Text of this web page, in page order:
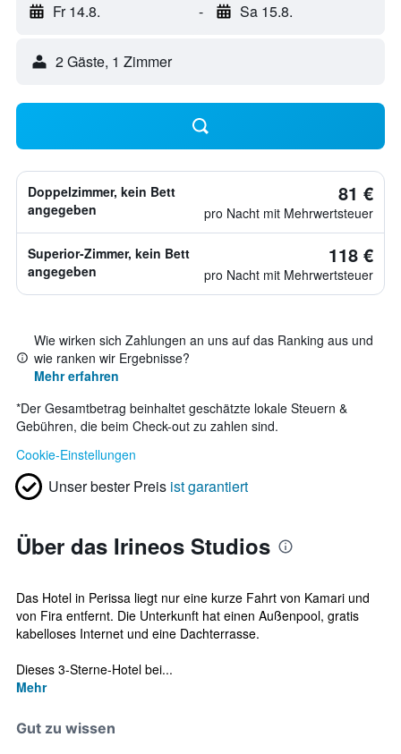
Fr 14.8. - Sa 15.8.
2 Gäste, 1 Zimmer
Doppelzimmer, kein Bett
angegeben
81 €
pro Nacht mit Mehrwertsteuer
Superior-Zimmer, kein Bett
angegeben
118 €
pro Nacht mit Mehrwertsteuer
Wie wirken sich Zahlungen an uns auf das Ranking aus und
wie ranken wir Ergebnisse?
Mehr erfahren
*Der Gesamtbetrag beinhaltet geschätzte lokale Steuern &
Gebühren, die beim Check-out zu zahlen sind.
Cookie-Einstellungen
Unser bester Preis ist garantiert
Über das Irineos Studios
Das Hotel in Perissa liegt nur eine kurze Fahrt von Kamari und
von Fira entfernt. Die Unterkunft hat einen Außenpool, gratis
kabelloses Internet und eine Dachterrasse.
Dieses 3-Sterne-Hotel bei...
Mehr
Gut zu wissen